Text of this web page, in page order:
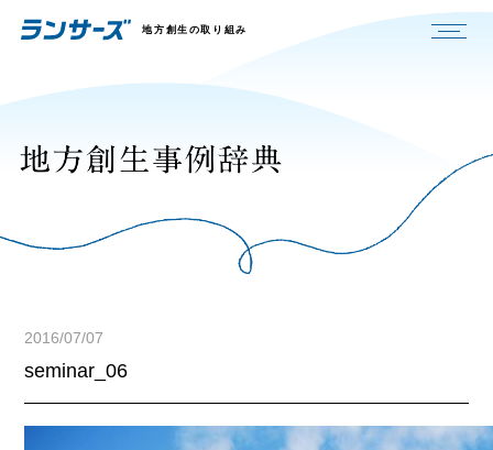
地方創生の取り組み
2016/07/07
seminar_06